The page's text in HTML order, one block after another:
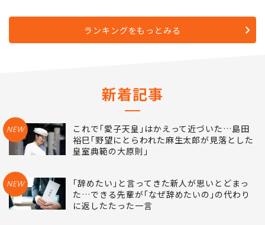
ランキングをもっとみる
新着記事
NEW
これで｢愛子天皇｣はかえって近づいた…島田
裕巳｢野望にとらわれた麻生太郎が見落とした
皇室典範の大原則｣
NEW
｢辞めたい｣と言ってきた新人が思いとどまっ
た…できる先輩が｢なぜ辞めたいの｣の代わり
に返したたった一言